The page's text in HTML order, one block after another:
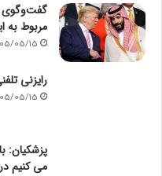
گفت‌وگوی
مربوط به
05/15
رایزنی
05/15
پزشکیان:
می کنیم